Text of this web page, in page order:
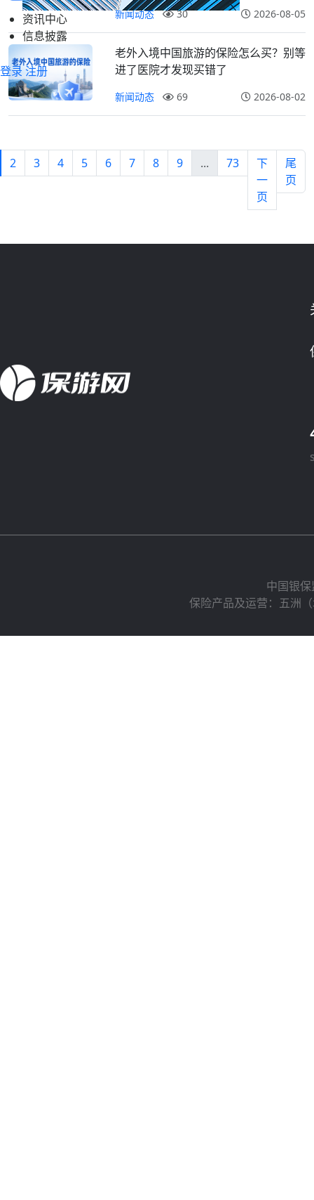
资讯中心
信息披露
登录 注册
新闻动态 30 2026-08-05
老外入境中国旅游的保险怎么买？别等
进了医院才发现买错了
新闻动态 69 2026-08-02
2 3 4 5 6 7 8 9 ... 73
下
一
页
尾
页
中国银
保险产品及运营：五洲